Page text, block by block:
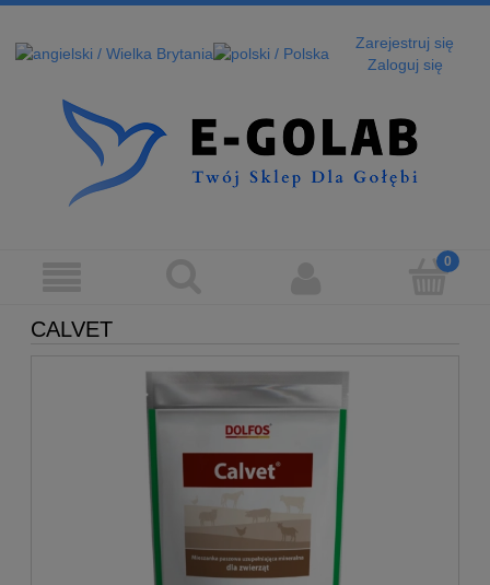
Zarejestruj się
Zaloguj się
CALVET